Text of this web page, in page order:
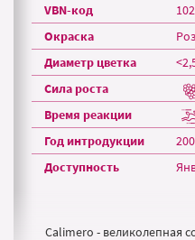
VBN-код
Окраска
Диаметр цветка
Сила роста
Время реакции
Год интродукции
Доступность
Calimero - великолепная